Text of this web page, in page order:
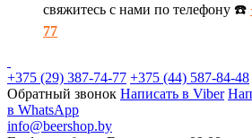
свяжитесь с нами по телефону ☎️
77
+375 (29) 387-74-77 +375 (44) 587-84-48
Обратный звонок Написать в Viber
в WhatsApp
info@beershop.by